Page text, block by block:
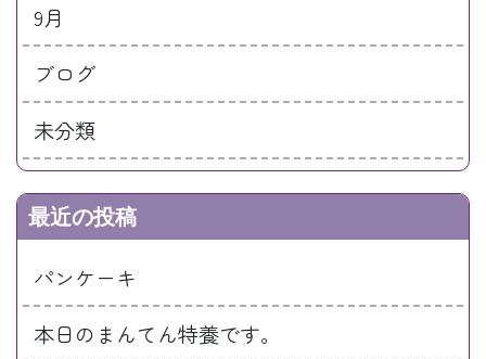
9月
ブログ
未分類
最近の投稿
パンケーキ
本日のまんてん特養です。